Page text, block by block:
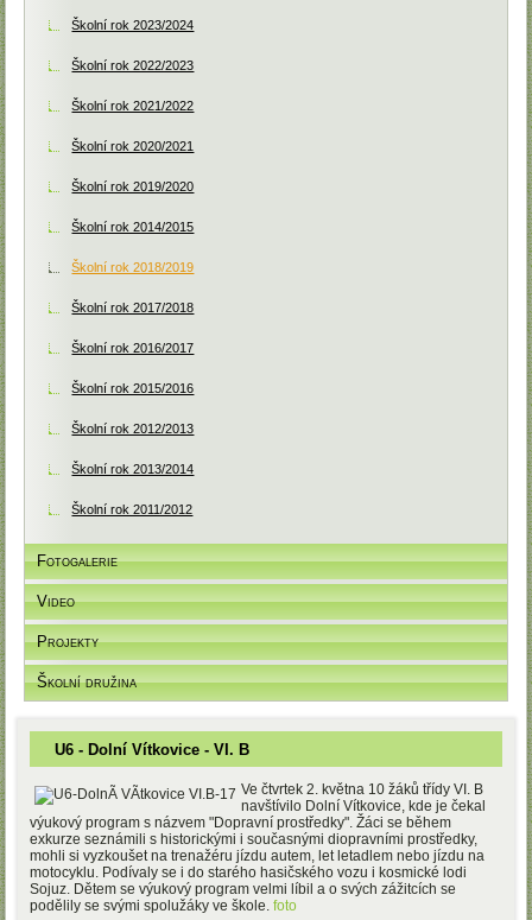
Školní rok 2023/2024
Školní rok 2022/2023
Školní rok 2021/2022
Školní rok 2020/2021
Školní rok 2019/2020
Školní rok 2014/2015
Školní rok 2018/2019
Školní rok 2017/2018
Školní rok 2016/2017
Školní rok 2015/2016
Školní rok 2012/2013
Školní rok 2013/2014
Školní rok 2011/2012
Fotogalerie
Video
Projekty
Školní družina
U6 - Dolní Vítkovice - VI. B
Ve čtvrtek 2. května 10 žáků třídy VI. B
navštívilo Dolní Vítkovice, kde je čekal
výukový program s názvem "Dopravní prostředky". Žáci se během
exkurze seznámili s historickými i současnými diopravními prostředky,
mohli si vyzkoušet na trenažéru jízdu autem, let letadlem nebo jízdu na
motocyklu. Podívaly se i do starého hasičského vozu i kosmické lodi
Sojuz. Dětem se výukový program velmi líbil a o svých zážitcích se
podělily se svými spolužáky ve škole.foto